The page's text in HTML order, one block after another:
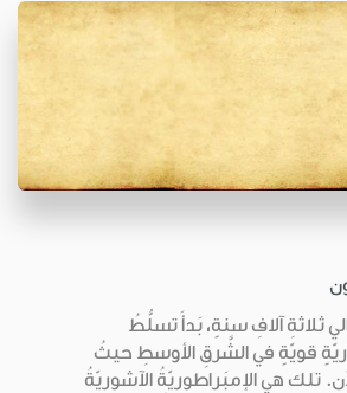
ثلاثةِ آلافِ سنةٍ، بَدأَ تسلُّطُ
قويّةٍ في الشَّرقِ الأوسطِ حيثُ
تلك هي الإمبَراطوريّةُ الآشوريّةُ